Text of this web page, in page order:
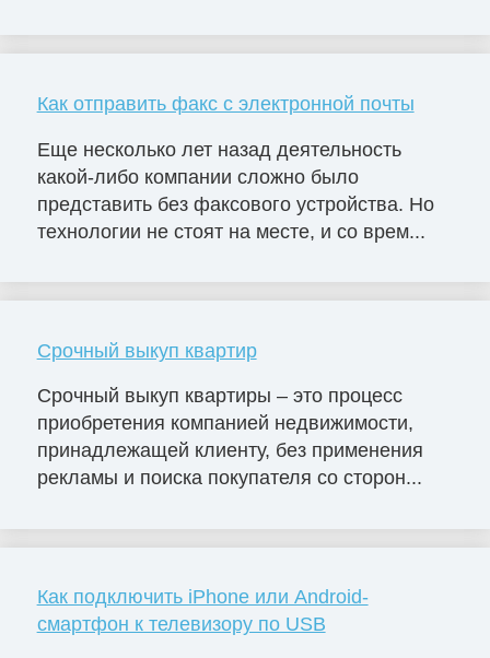
Как отправить факс с электронной почты
Еще несколько лет назад деятельность
какой-либо компании сложно было
представить без факсового устройства. Но
технологии не стоят на месте, и со врем...
Срочный выкуп квартир
Срочный выкуп квартиры – это процесс
приобретения компанией недвижимости,
принадлежащей клиенту, без применения
рекламы и поиска покупателя со сторон...
Как подключить iPhone или Android-
смартфон к телевизору по USB